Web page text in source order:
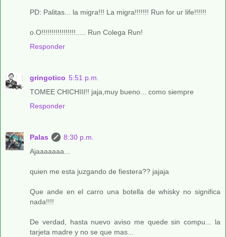
PD: Palitas... la migra!!! La migra!!!!!!! Run for ur life!!!!!!
o.O!!!!!!!!!!!!!!!!!..... Run Colega Run!
Responder
gringotico 5:51 p.m.
TOMEE CHICHIII!! jaja,muy bueno... como siempre
Responder
Palas
8:30 p.m.
Ajaaaaaaa...
quien me esta juzgando de fiestera?? jajaja
Que ande en el carro una botella de whisky no significa
nada!!!!
De verdad, hasta nuevo aviso me quede sin compu... la
tarjeta madre y no se que mas...